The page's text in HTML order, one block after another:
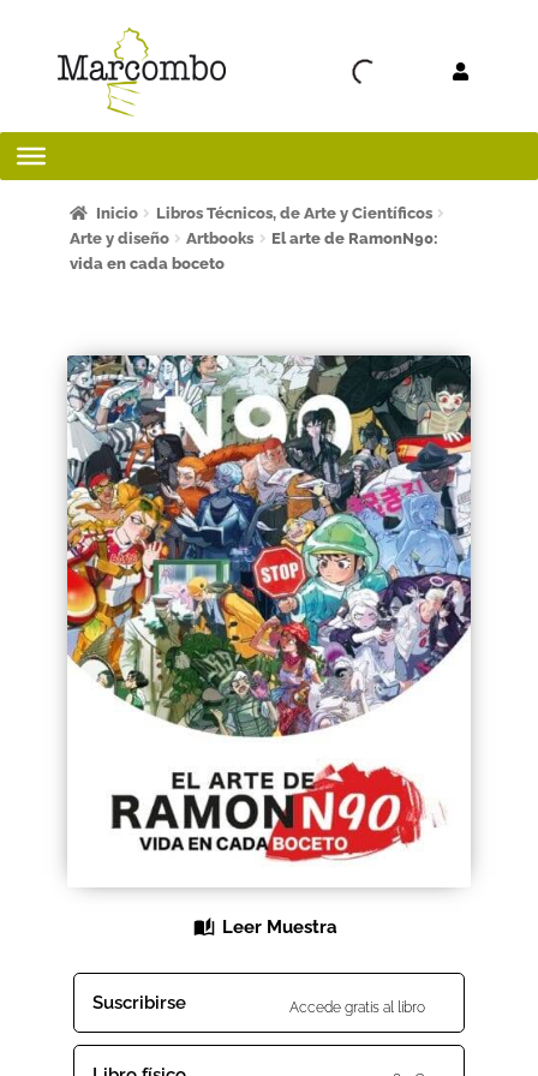
navegación
contenido
¡Bienvenido al apartado para profesores!
ART FRIDAY 2025
Artículos del blog
AVISO LEGAL
Black Friday 2025
CONDICIONES DE COMPRA
Content restricted
Distribuidores
Inicio
Libros Técnicos, de Arte y Científicos
Arte y diseño
Artbooks
El arte de RamonN90:
vida en cada boceto
Leer Muestra
Suscribirse Accede gratis al libro